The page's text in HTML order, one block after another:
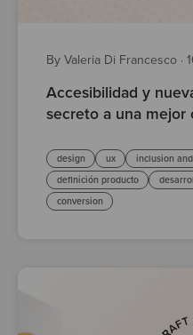
By Valeria Di Francesco ·
Accesibilidad y
secreto a una mejor
design ux inclusion
definición producto
conversion